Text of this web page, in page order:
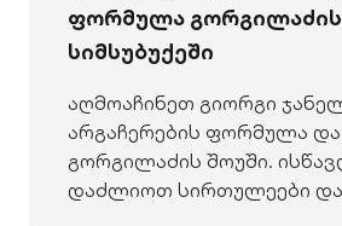
ფორმულა
სიმსუბუქეში
აღმოაჩინეთ გიორგი
არგაჩერების ფორმულა
გორგილაძის შოუში.
დაძლიოთ სირთულეები